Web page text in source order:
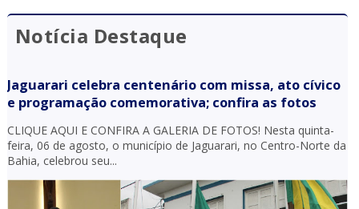
Notícia Destaque
Jaguarari celebra centenário com missa, ato cívico
e programação comemorativa; confira as fotos
CLIQUE AQUI E CONFIRA A GALERIA DE FOTOS! Nesta quinta-
feira, 06 de agosto, o município de Jaguarari, no Centro-Norte da
Bahia, celebrou seu...